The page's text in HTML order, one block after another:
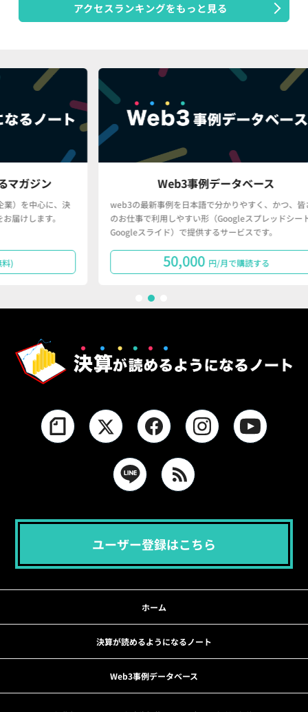
アクセスランキングをもっと見る
決
Web3事例データベース
web3の最新事例を日本語で分かりやすく、かつ、皆さん
のお仕事で利用しやすい形（Googleスプレッドシート・
Googleスライド）で提供するサービスです。
円/月で購読する
「
で
ユーザー登録はこちら
ホーム
決算が読めるようになるノート
Web3事例データベース